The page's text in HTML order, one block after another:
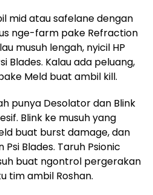
mid atau safelane dengan
nge-farm pake Refraction
musuh lengah, nyicil HP
Blades. Kalau ada peluang,
Meld buat ambil kill.
punya Desolator dan Blink
Blink ke musuh yang
buat burst damage, dan
Blades. Taruh Psionic
buat ngontrol pergerakan
tim ambil Roshan.